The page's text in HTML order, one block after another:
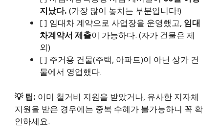
지났다. (가장 많이 놓치는 부분입니다!)
[ ] 임대차 계약으로 사업장을 운영했고, 임대
차계약서 제출이 가능하다. (자가 건물은 제
외)
[ ] 주거용 건물(주택, 아파트)이 아닌 상가 건
물에서 영업했다.
💡 팁: 이미 철거비 지원을 받았거나, 유사한 지자체
지원을 받은 경우에는 중복 수혜가 불가능하니 꼭 확
인하세요.